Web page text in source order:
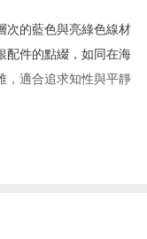
次的藍色與亮綠色線材
配件的點綴，如同在海
，適合追求知性與平靜